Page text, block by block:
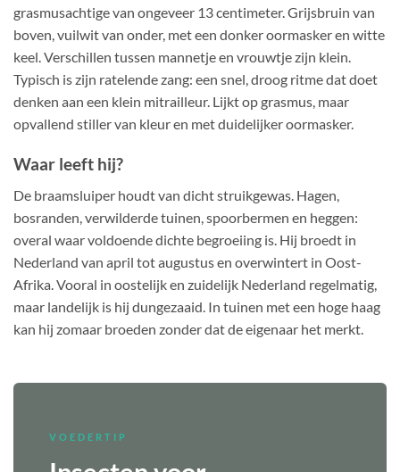
grasmusachtige van ongeveer 13 centimeter. Grijsbruin van
boven, vuilwit van onder, met een donker oormasker en witte
keel. Verschillen tussen mannetje en vrouwtje zijn klein.
Typisch is zijn ratelende zang: een snel, droog ritme dat doet
denken aan een klein mitrailleur. Lijkt op grasmus, maar
opvallend stiller van kleur en met duidelijker oormasker.
Waar leeft hij?
De braamsluiper houdt van dicht struikgewas. Hagen,
bosranden, verwilderde tuinen, spoorbermen en heggen:
overal waar voldoende dichte begroeiing is. Hij broedt in
Nederland van april tot augustus en overwintert in Oost-
Afrika. Vooral in oostelijk en zuidelijk Nederland regelmatig,
maar landelijk is hij dungezaaid. In tuinen met een hoge haag
kan hij zomaar broeden zonder dat de eigenaar het merkt.
VOEDERTIP